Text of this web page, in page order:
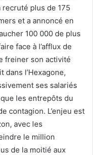
recruté plus de 175
et a annoncé en
100 000 de plus
face à l’afflux de
freiner son activité
dans l’Hexagone,
ses salariés
les entrepôts du
contagion. L’enjeu est
avec les
le million
de la moitié aux